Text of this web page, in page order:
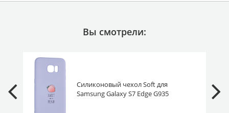
Вы смотрели:
Силиконовый чехол Soft для
Samsung Galaxy S7 Edge G935